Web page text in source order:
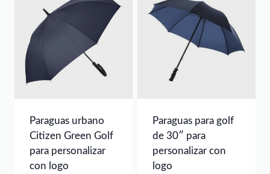
Paraguas urbano
Citizen Green Golf
para personalizar
con logo
Paraguas para golf
de 30″ para
personalizar con
logo